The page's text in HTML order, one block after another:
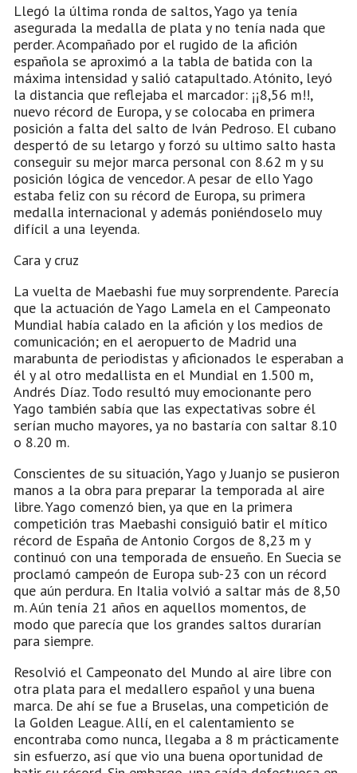
Llegó la última ronda de saltos, Yago ya tenía
asegurada la medalla de plata y no tenía nada que
perder. Acompañado por el rugido de la afición
española se aproximó a la tabla de batida con la
máxima intensidad y salió catapultado. Atónito, leyó
la distancia que reflejaba el marcador: ¡¡8,56 m!!,
nuevo récord de Europa, y se colocaba en primera
posición a falta del salto de Iván Pedroso. El cubano
despertó de su letargo y forzó su ultimo salto hasta
conseguir su mejor marca personal con 8.62 m y su
posición lógica de vencedor. A pesar de ello Yago
estaba feliz con su récord de Europa, su primera
medalla internacional y además poniéndoselo muy
difícil a una leyenda.
Cara y cruz
La vuelta de Maebashi fue muy sorprendente. Parecía
que la actuación de Yago Lamela en el Campeonato
Mundial había calado en la afición y los medios de
comunicación; en el aeropuerto de Madrid una
marabunta de periodistas y aficionados le esperaban a
él y al otro medallista en el Mundial en 1.500 m,
Andrés Díaz. Todo resultó muy emocionante pero
Yago también sabía que las expectativas sobre él
serían mucho mayores, ya no bastaría con saltar 8.10
o 8.20 m.
Conscientes de su situación, Yago y Juanjo se pusieron
manos a la obra para preparar la temporada al aire
libre. Yago comenzó bien, ya que en la primera
competición tras Maebashi consiguió batir el mítico
récord de España de Antonio Corgos de 8,23 m y
continuó con una temporada de ensueño. En Suecia se
proclamó campeón de Europa sub-23 con un récord
que aún perdura. En Italia volvió a saltar más de 8,50
m. Aún tenía 21 años en aquellos momentos, de
modo que parecía que los grandes saltos durarían
para siempre.
Resolvió el Campeonato del Mundo al aire libre con
otra plata para el medallero español y una buena
marca. De ahí se fue a Bruselas, una competición de
la Golden League. Allí, en el calentamiento se
encontraba como nunca, llegaba a 8 m prácticamente
sin esfuerzo, así que vio una buena oportunidad de